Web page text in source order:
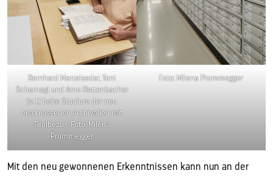
Bernhard Mertelseder, Toni
Scharnagl und Arno Rettenbacher
(v. l.) beim Studium der neu
erschlossenen Archivalien mit
Tirolbezug. Foto: Milena
Prommegger
Foto: Milena Prommegger
Mit den neu gewonnenen Erkenntnissen kann nun an der